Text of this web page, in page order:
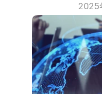
2025